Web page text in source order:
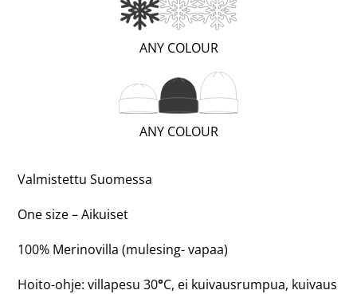
ANY COLOUR(WARM;
1
3)
ANY COLOUR(REGULAR;
Valmistettu Suomessa
One size – Aikuiset
100% Merinovilla (mulesing- vapaa)
Hoito-ohje: villapesu 30°C, ei kuivausrumpua, kuivaus